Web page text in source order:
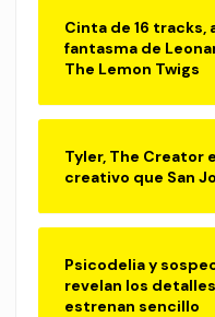
Cinta de 16 tracks,
fantasma de
The Lemon Twigs
Tyler, The Creator
creativo que San
Psicodelia y
revelan los
estrenan sencillo